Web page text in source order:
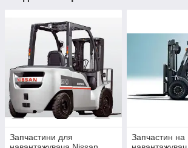
Запчастини для
Запчастин на